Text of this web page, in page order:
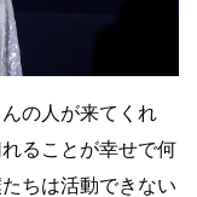
の人が来てくれ
ることが幸せで何
ちは活動できない